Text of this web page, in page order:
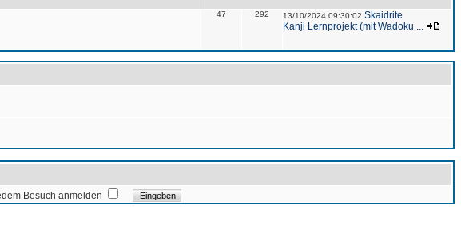
47 292 13/10/2024 09:30:02 Skaidrite
Kanji Lernprojekt (mit Wadoku ...
Besuch anmelden